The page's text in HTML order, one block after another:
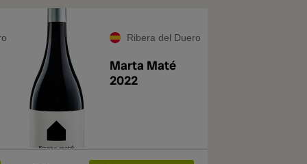
Ribera del Duero
Marta Maté
2022